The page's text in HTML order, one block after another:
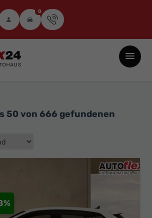
0
50 von 666 gefundenen